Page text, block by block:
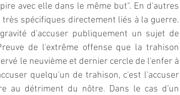
avec elle dans le même but". En d'autres
spécifiques directement liés à la guerre.
d'accuser publiquement un sujet de
de l'extrême offense que la trahison
le neuvième et dernier cercle de l'enfer à
quelqu'un de trahison, c'est l'accuser
au détriment du nôtre. Dans le cas d'un